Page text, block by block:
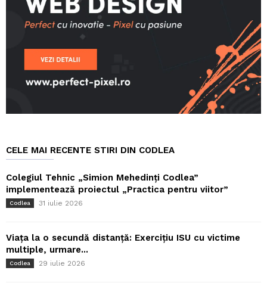
CELE MAI RECENTE STIRI DIN CODLEA
Colegiul Tehnic „Simion Mehedinți Codlea”
implementează proiectul „Practica pentru viitor”
Codlea 31 iulie 2026
Viața la o secundă distanță: Exercițiu ISU cu victime
multiple, urmare...
Codlea 29 iulie 2026